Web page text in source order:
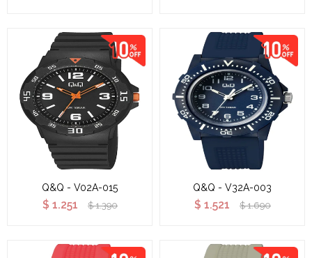
Q&Q - V02A-015
$ 1.251 $ 1.390
Q&Q - V32A-003
$ 1.521 $ 1.690